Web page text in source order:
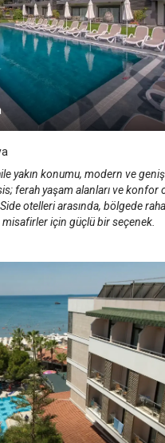
yakın konumu, modern ve
ferah yaşam alanları ve konfor
otelleri arasında, bölgede
için güçlü bir seçenek.